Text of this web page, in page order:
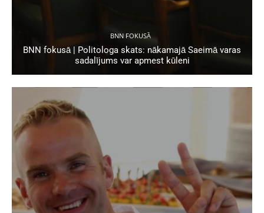
BNN FOKUSĀ
BNN fokusā | Politologa skats: nākamajā Saeimā varas
sadalījums var apmest kūleni